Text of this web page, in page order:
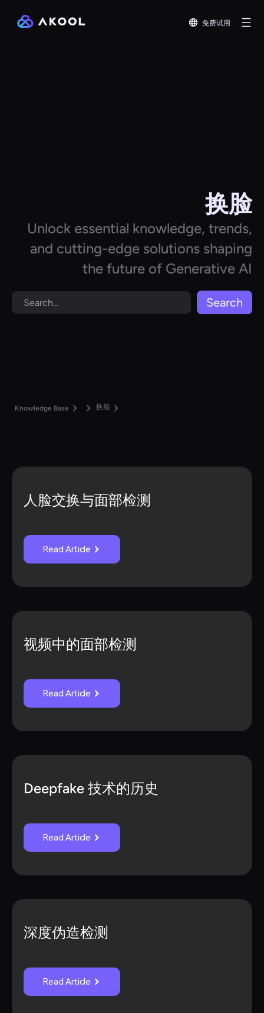
免费试用
换脸
Unlock essential knowledge, trends,
and cutting-edge solutions shaping
the future of Generative AI
Knowledge Base 换脸
人脸交换与面部检测
Read Article
视频中的面部检测
Read Article
Deepfake 技术的历史
Read Article
深度伪造检测
Read Article